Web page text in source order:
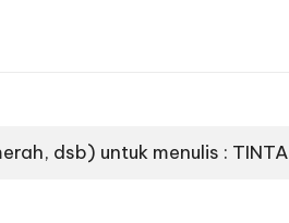
dsb) untuk menulis : TINTA